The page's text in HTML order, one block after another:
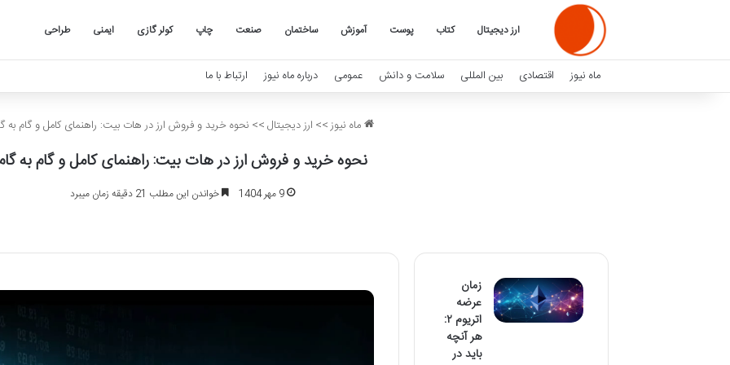
ارز دیجیتال کتاب پوست آموزش ساختمان صنعت چاپ کولر گازی ایمنی طراحی
ماه نیوز اقتصادی بین المللی سلامت و دانش عمومی درباره ماه نیوز ارتباط با ما
ماه نیوز>> ارز دیجیتال>> نحوه خرید و فروش ارز در هات بیت: راهنمای کامل و گام به
نحوه خرید و فروش ارز در هات بیت: راهنمای کامل و گام به
9 مهر 1404 خواندن این مطلب 21 دقیقه زمان میبرد
زمان
عرضه
اتریوم ۲:
هر آنچه
باید در